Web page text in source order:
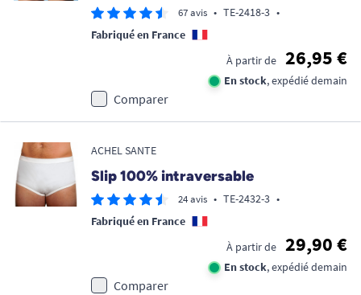
67 avis • TE-2418-3 •
Fabriqué en France
À partir de
26,95 €
En stock, expédié demain
Comparer
ACHEL SANTE
Slip 100% intraversable
24 avis • TE-2432-3 •
Fabriqué en France
À partir de
29,90 €
En stock, expédié demain
Comparer